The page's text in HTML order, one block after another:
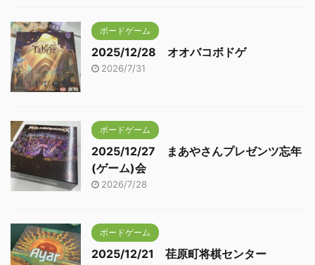
ボードゲーム
2025/12/28 オオバコボドゲ
2026/7/31
ボードゲーム
2025/12/27 まあやさんプレゼンツ忘年
(ゲーム)会
2026/7/28
ボードゲーム
2025/12/21 荏原町将棋センター